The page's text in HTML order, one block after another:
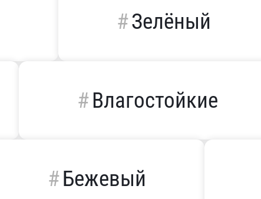
Зелёный
Влагостойкие
Бежевый